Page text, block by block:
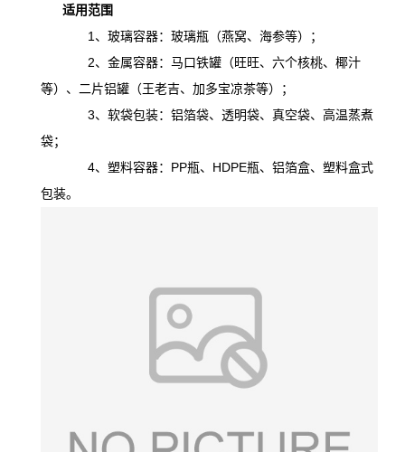
适用范围
1、玻璃容器：玻璃瓶（燕窝、海参等）；
2、金属容器：马口铁罐（旺旺、六个核桃、椰汁
等）、二片铝罐（王老吉、加多宝凉茶等）；
3、软袋包装：铝箔袋、透明袋、真空袋、高温蒸煮
袋；
4、塑料容器：PP瓶、HDPE瓶、铝箔盒、塑料盒式
包装。